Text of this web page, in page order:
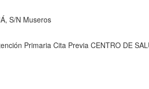
S/N Museros
Primaria Cita Previa CENTRO DE